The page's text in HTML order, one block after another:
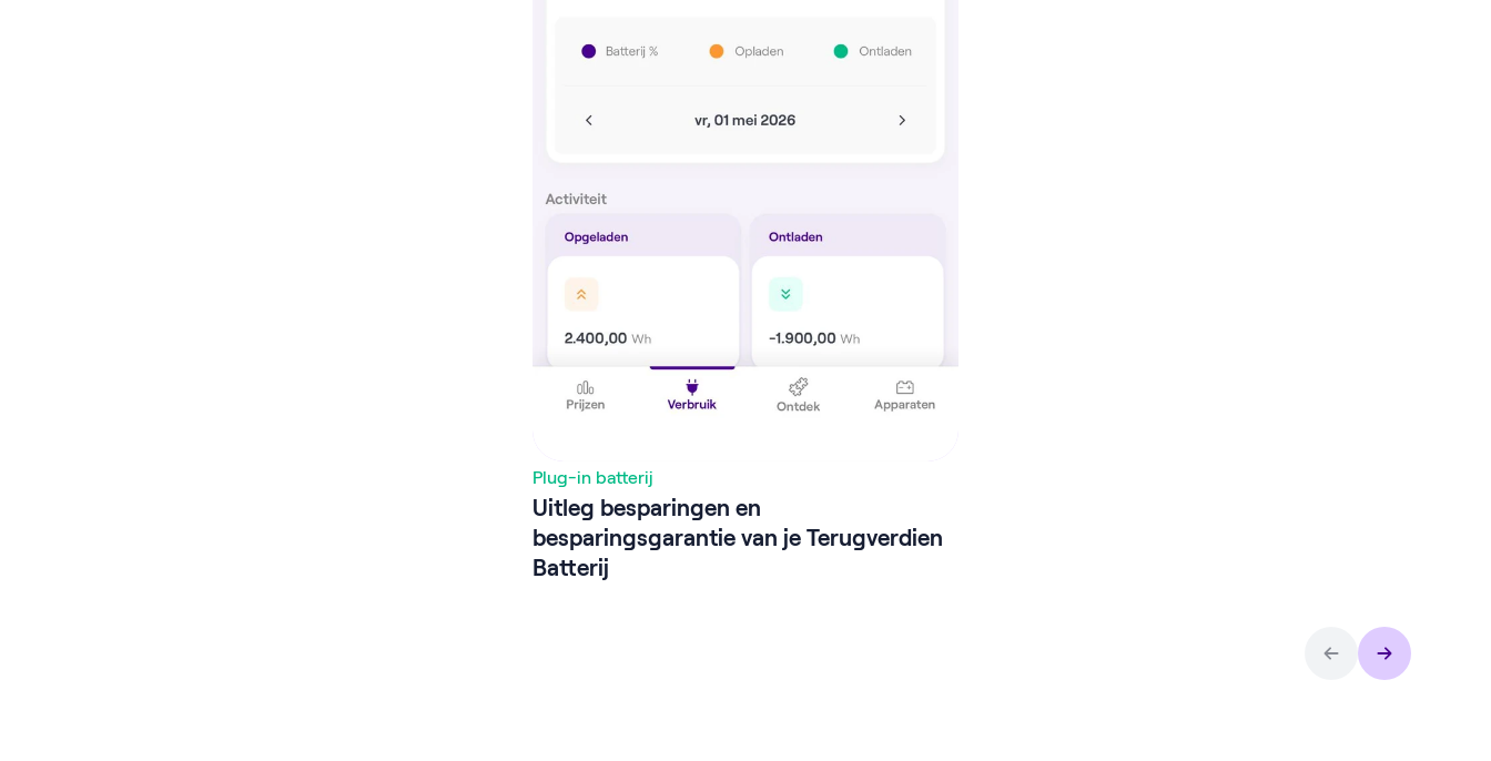
Plug-in batterij
Uitleg besparingen en
besparingsgarantie van je Terugverdien
Batterij